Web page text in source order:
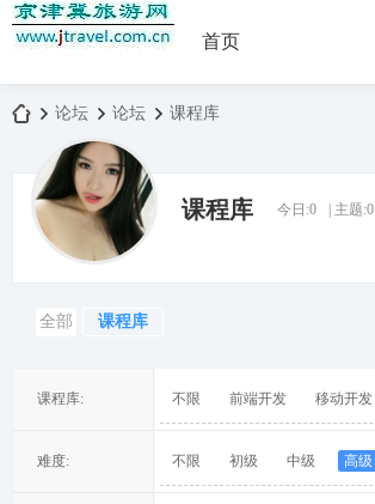
首页
»
论坛
›
论坛 课程库
课程库 今日:0 主题:0
全部 课程库
课程库: 不限 前端开发 移动开发
难度: 不限 初级 中级 高级